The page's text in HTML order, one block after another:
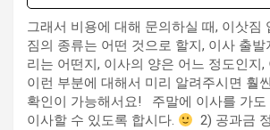
그래서 비용에 대해 문의하실 때, 이삿짐
짐의 종류는 어떤 것으로 할지, 이사 출발
리는 어떤지, 이사의 양은 어느 정도인지,
이런 부분에 대해서 미리 알려주시면 훨
확인이 가능해서요! ​ ​ 주말에 이사를 가
이사할 수 있도록 합시다.
2) 공과금